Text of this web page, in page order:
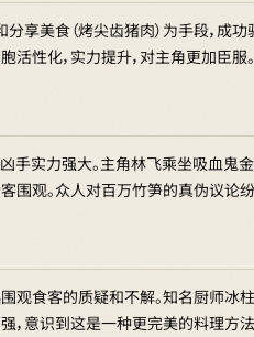
享美食（烤尖齿猪肉）为手段，成
性化，实力提升，对主角更加臣服
手实力强大。主角林飞乘坐吸血鬼
围观。众人对百万竹笋的真伪议论
观食客的质疑和不解。知名厨师冰
，意识到这是一种更完美的料理方